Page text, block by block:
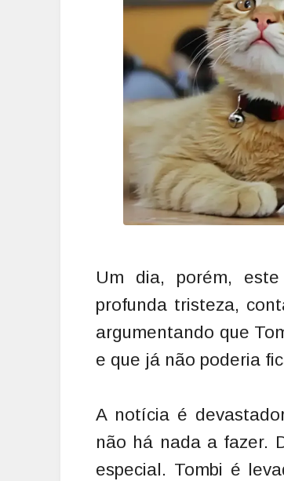
Um dia, porém,
profunda tristeza,
argumentando que
e que já não poderia
A notícia é
não há nada a fazer.
especial. Tombi é